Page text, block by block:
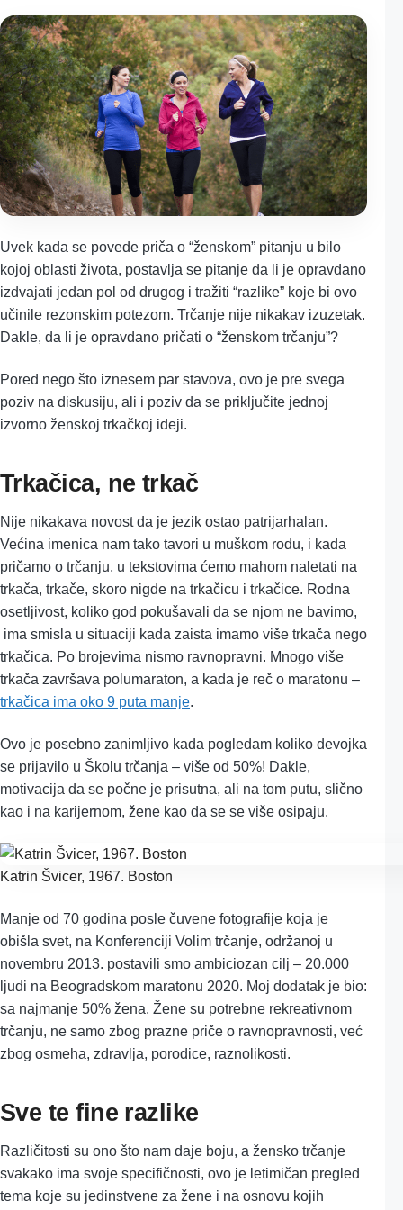
Uvek kada se povede priča o “ženskom” pitanju u bilo
kojoj oblasti života, postavlja se pitanje da li je opravdano
izdvajati jedan pol od drugog i tražiti “razlike” koje bi ovo
učinile rezonskim potezom. Trčanje nije nikakav izuzetak.
Dakle, da li je opravdano pričati o “ženskom trčanju”?
Pored nego što iznesem par stavova, ovo je pre svega
poziv na diskusiju, ali i poziv da se priključite jednoj
izvorno ženskoj trkačkoj ideji.
Trkačica, ne trkač
Nije nikakava novost da je jezik ostao patrijarhalan.
Većina imenica nam tako tavori u muškom rodu, i kada
pričamo o trčanju, u tekstovima ćemo mahom naletati na
trkača, trkače, skoro nigde na trkačicu i trkačice. Rodna
osetljivost, koliko god pokušavali da se njom ne bavimo,
ima smisla u situaciji kada zaista imamo više trkača nego
trkačica. Po brojevima nismo ravnopravni. Mnogo više
trkača završava polumaraton, a kada je reč o maratonu –
trkačica ima oko 9 puta manje.
Ovo je posebno zanimljivo kada pogledam koliko devojka
se prijavilo u Školu trčanja – više od 50%! Dakle,
motivacija da se počne je prisutna, ali na tom putu, slično
kao i na karijernom, žene kao da se se više osipaju.
Katrin Švicer, 1967. Boston
Manje od 70 godina posle čuvene fotografije koja je
obišla svet, na Konferenciji Volim trčanje, održanoj u
novembru 2013. postavili smo ambiciozan cilj – 20.000
ljudi na Beogradskom maratonu 2020. Moj dodatak je bio:
sa najmanje 50% žena. Žene su potrebne rekreativnom
trčanju, ne samo zbog prazne priče o ravnopravnosti, već
zbog osmeha, zdravlja, porodice, raznolikosti.
Sve te fine razlike
Različitosti su ono što nam daje boju, a žensko trčanje
svakako ima svoje specifičnosti, ovo je letimičan pregled
tema koje su jedinstvene za žene i na osnovu kojih